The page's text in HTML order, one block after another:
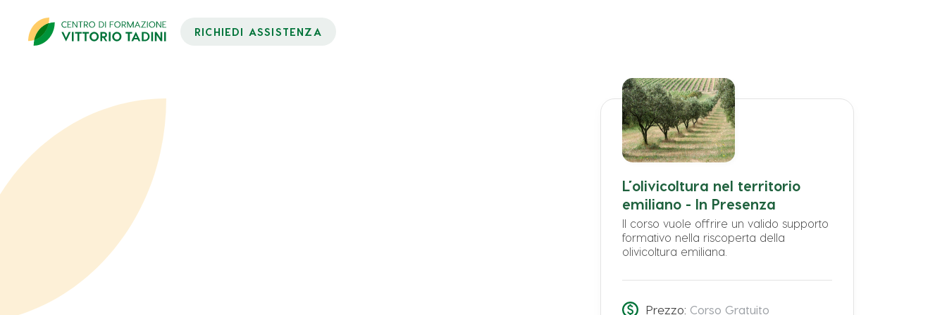
RICHIEDI ASSISTENZA
Dati Partecipante
L’olivicoltura nel territorio
emiliano - In Presenza
Il corso vuole offrire un valido supporto
formativo nella riscoperta della
olivicoltura emiliana.
Prezzo: Corso Gratuito